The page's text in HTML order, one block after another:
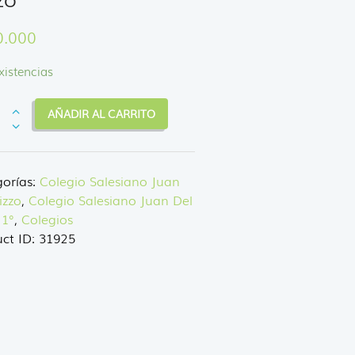
AÑADIR AL CARRITO
Colegio Salesiano Juan
, Colegio Salesiano Juan Del
, Colegios
ID: 31925